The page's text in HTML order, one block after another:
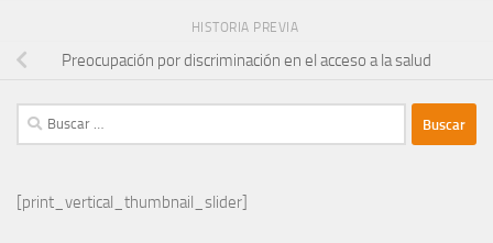
HISTORIA PREVIA
Preocupación por discriminación en el acceso a la salud
Buscar:
[print_vertical_thumbnail_slider]